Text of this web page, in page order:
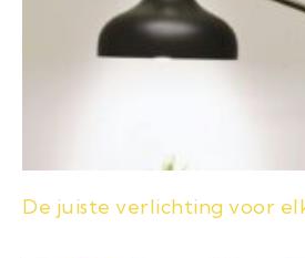
De juiste verlichting voor